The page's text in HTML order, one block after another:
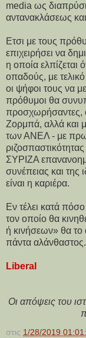
media ως
αντανακλάσεως
Ετσι με τους
επιχειρήσει να
η οποία ελπίζεται
οπαδούς, με
οι ψήφοι τους να
πρόθυμοι θα
προσχωρήσαντες,
Ζορμπά, αλλά και
των ΑΝΕΛ - με
ΣΥΡΙΖΑ
συνέπειας και της
είναι η καριέρα.
Εν τέλει κατά
τον οποίο θα
ή κινήσεων» θα το
πάντα αλάνθαστος.
Liberal
Οι απόψεις του
στις 1/28/2019